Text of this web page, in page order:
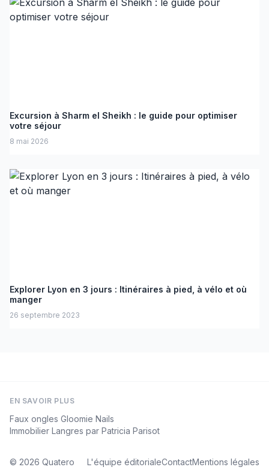
Excursion à Sharm el Sheikh : le guide pour optimiser
votre séjour
8 mai 2026
Explorer Lyon en 3 jours : Itinéraires à pied, à vélo et où
manger
26 septembre 2023
EN SAVOIR PLUS
Faux ongles Gloomie Nails
Immobilier Langres par Patricia Parisot
© 2026 Quatero L'équipe éditorialeContactMentions légales